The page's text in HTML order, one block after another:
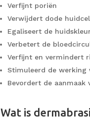
Verfijnt poriën
Verwijdert dode
Egaliseert de
Verbetert de
Verfijnt en vermindert
Stimuleerd de werking
Bevordert de aanmaak
Wat is